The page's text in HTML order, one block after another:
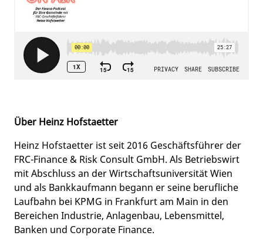
Über Heinz Hofstaetter
Heinz Hofstaetter ist seit 2016 Geschäftsführer der
FRC-Finance & Risk Consult GmbH. Als Betriebswirt
mit Abschluss an der Wirtschaftsuniversität Wien
und als Bankkaufmann begann er seine berufliche
Laufbahn bei KPMG in Frankfurt am Main in den
Bereichen Industrie, Anlagenbau, Lebensmittel,
Banken und Corporate Finance.